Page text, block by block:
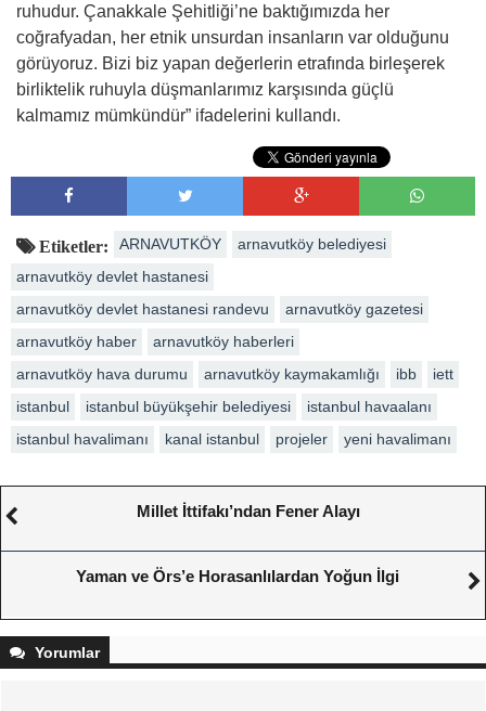
ruhudur. Çanakkale Şehitliği’ne baktığımızda her
coğrafyadan, her etnik unsurdan insanların var olduğunu
görüyoruz. Bizi biz yapan değerlerin etrafında birleşerek
birliktelik ruhuyla düşmanlarımız karşısında güçlü
kalmamız mümkündür” ifadelerini kullandı.
Etiketler: ARNAVUTKÖY
arnavutköy belediyesi
arnavutköy devlet hastanesi
arnavutköy devlet hastanesi randevu
arnavutköy gazetesi
arnavutköy haber
arnavutköy haberleri
arnavutköy hava durumu
arnavutköy kaymakamlığı ibb
iett
istanbul
istanbul büyükşehir belediyesi
istanbul havaalanı
istanbul havalimanı
kanal istanbul projeler yeni havalimanı
Millet İttifakı’ndan Fener Alayı
Yaman ve Örs’e Horasanlılardan Yoğun İlgi
Yorumlar